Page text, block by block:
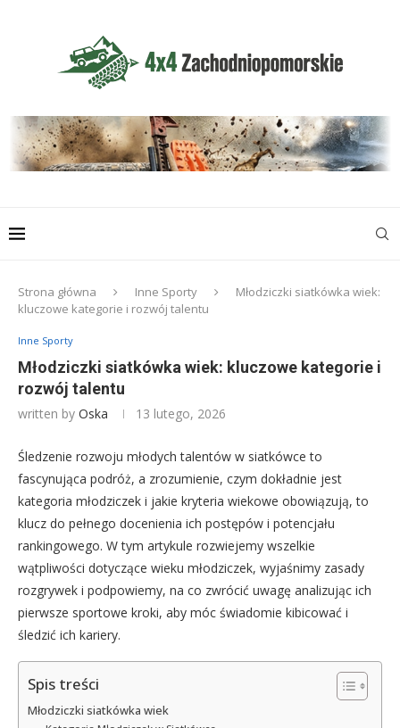
Strona główna Inne Sporty
Młodziczki siatkówka wiek:
kluczowe kategorie i rozwój talentu
Inne Sporty
Młodziczki siatkówka wiek: kluczowe kategorie i
rozwój talentu
written by Oska 13 lutego, 2026
Śledzenie rozwoju młodych talentów w siatkówce to
fascynująca podróż, a zrozumienie, czym dokładnie jest
kategoria młodziczek i jakie kryteria wiekowe obowiązują, to
klucz do pełnego docenienia ich postępów i potencjału
rankingowego. W tym artykule rozwiejemy wszelkie
wątpliwości dotyczące wieku młodziczek, wyjaśnimy zasady
rozgrywek i podpowiemy, na co zwrócić uwagę analizując ich
pierwsze sportowe kroki, aby móc świadomie kibicować i
śledzić ich kariery.
Spis treści
Młodziczki siatkówka wiek